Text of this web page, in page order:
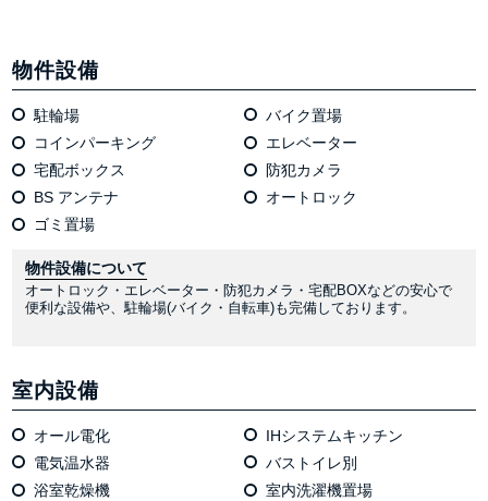
物件設備
駐輪場
バイク置場
コインパーキング
エレベーター
宅配ボックス
防犯カメラ
BS アンテナ
オートロック
ゴミ置場
物件設備について
オートロック・エレベーター・防犯カメラ・宅配BOXなどの安心で
便利な設備や、駐輪場(バイク・自転車)も完備しております。
室内設備
オール電化
IHシステムキッチン
電気温⽔器
バストイレ別
浴室乾燥機
室内洗濯機置場